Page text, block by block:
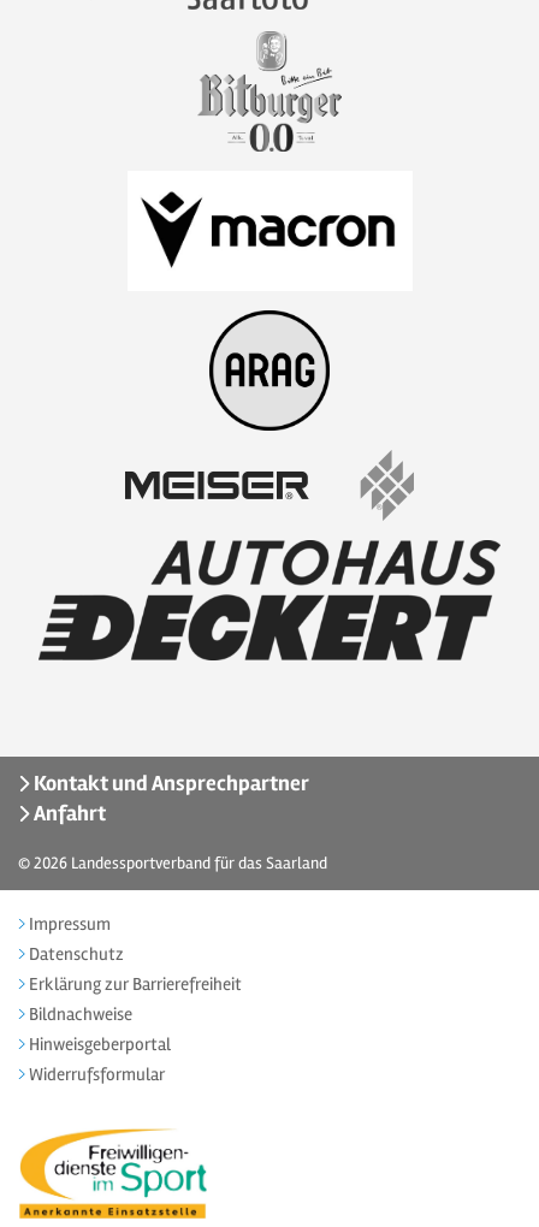
Kontakt und Ansprechpartner
Anfahrt
© 2026 Landessportverband für das Saarland
Impressum
Datenschutz
Erklärung zur Barrierefreiheit
Bildnachweise
Hinweisgeberportal
Widerrufsformular